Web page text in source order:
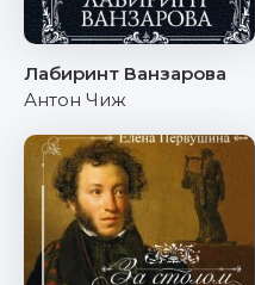
Лабиринт Ванзарова
Антон Чиж